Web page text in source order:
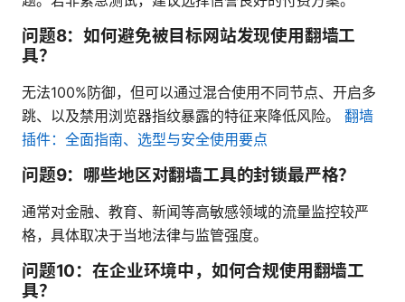
问题8：如何避免被目标网站发现使用翻墙工
具？
无法100%防御，但可以通过混合使用不同节点、开启多
跳、以及禁用浏览器指纹暴露的特征来降低风险。 翻墙
插件：全面指南、选型与安全使用要点
问题9：哪些地区对翻墙工具的封锁最严格？
通常对金融、教育、新闻等高敏感领域的流量监控较严
格，具体取决于当地法律与监管强度。
问题10：在企业环境中，如何合规使用翻墙工
具？